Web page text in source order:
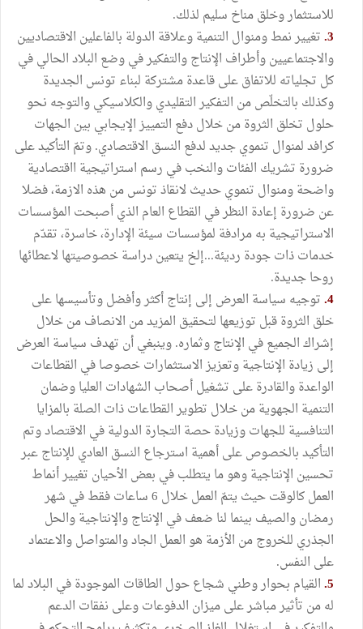
للاستثمار وخلق مناخ سليم لذلك.
3. تغيير نمط ومنوال التنمية وعلاقة الدولة بالفاعلين الاقتصاديين
والاجتماعيين وأطراف الإنتاج والتفكير في وضع البلاد الحالي في
كل تجلياته للاتفاق على قاعدة مشتركة لبناء تونس الجديدة
وكذلك بالتخلّص من التفكير التقليدي والكلاسيكي والتوجه نحو
حلول تخلق الثروة من خلال دفع التمييز الإيجابي بين الجهات
كرافد لمنوال تنموي جديد لدفع النسق الاقتصادي. وتمّ التأكيد على
ضرورة تشريك الفئات والنخب في رسم استراتيجية ااقتصادية
واضحة ومنوال تنموي حديث لانقاذ تونس من هذه الازمة، فضلا
عن ضرورة إعادة النظر في القطاع العام الذي أصبحت المؤسسات
الاستراتيجية به مرادفة لمؤسسات سيئة الإدارة، خاسرة، تقدّم
خدمات ذات جودة رديئة...إلخ يتعين دراسة خصوصيتها لاعطائها
روحا جديدة.
4. توجيه سياسة العرض إلى إنتاج أكثر وأفضل وتأسيسها على
خلق الثروة قبل توزيعها لتحقيق المزيد من الانصاف من خلال
إشراك الجميع في الإنتاج وثماره. وينبغي أن تهدف سياسة العرض
إلى زيادة الإنتاجية وتعزيز الاستثمارات خصوصا في القطاعات
الواعدة والقادرة على تشغيل أصحاب الشهادات العليا وضمان
التنمية الجهوية من خلال تطوير القطاعات ذات الصلة بالمزايا
التنافسية للجهات وزيادة حصة التجارة الدولية في الاقتصاد وتم
التأكيد بالخصوص على أهمية استرجاع النسق العادي للإنتاج عبر
تحسين الإنتاجية وهو ما يتطلب في بعض الأحيان تغيير أنماط
العمل كالوقت حيث يتمّ العمل خلال 6 ساعات فقط في شهر
رمضان والصيف بينما لنا ضعف في الإنتاج والإنتاجية والحل
الجذري للخروج من الأزمة هو العمل الجاد والمتواصل والاعتماد
على النفس.
5. القيام بحوار وطني شجاع حول الطاقات الموجودة في البلاد لما
له من تأثير مباشر على ميزان الدفوعات وعلى نفقات الدعم